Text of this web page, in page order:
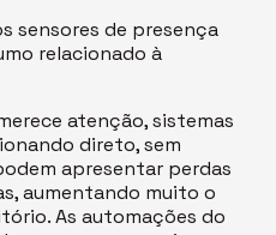
sensores de presença
relacionado à
atenção, sistemas
direto, sem
apresentar perdas
aumentando muito o
As automações do